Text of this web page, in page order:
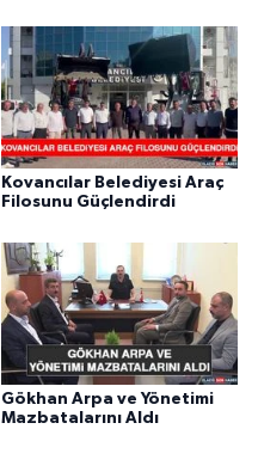
Kovancılar Belediyesi Araç
Filosunu Güçlendirdi
Gökhan Arpa ve Yönetimi
Mazbatalarını Aldı